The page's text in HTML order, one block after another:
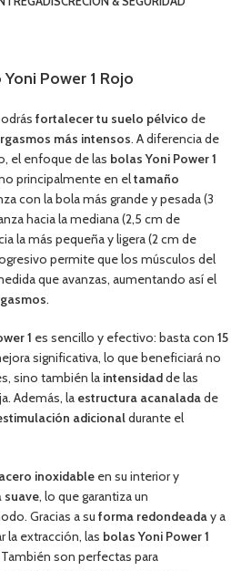
Power 1 Rojo
fortalecer tu suelo pélvico de
más intensos. A diferencia de
el enfoque de las bolas Yoni Power 1
principalmente en eltamaño
con la bola más grande y pesada (3
hacia la mediana (2,5 cm de
la más pequeña y ligera (2 cm de
permite que los músculos del
que avanzas, aumentando así el
.
1 es sencillo y efectivo: basta con 15
significativa, lo que beneficiará no
sino también la intensidadde las
Además, la estructura acanaladade
adicionaldurante el
acero inoxidable en su interior y
suave, lo que garantiza un
Gracias a su forma redondeaday a
la extracción, las bolas Yoni Power 1
son perfectas para